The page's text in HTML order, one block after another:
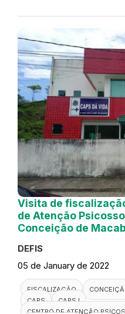
Visita de
de Atenção
Conceição de
DEFIS
05 de January de 2022
FISCALIZAÇÃO
CAPS
CAPS I
CENTRO DE ATENÇÃO